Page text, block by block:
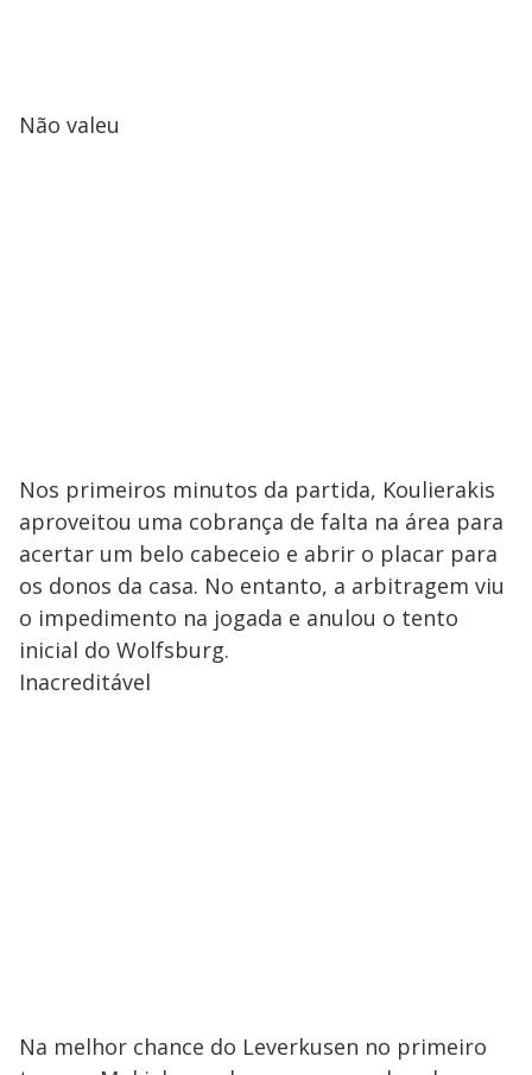
Não valeu
Nos primeiros minutos da partida, Koulierakis
aproveitou uma cobrança de falta na área para
acertar um belo cabeceio e abrir o placar para
os donos da casa. No entanto, a arbitragem viu
o impedimento na jogada e anulou o tento
inicial do Wolfsburg.
Inacreditável
Na melhor chance do Leverkusen no primeiro